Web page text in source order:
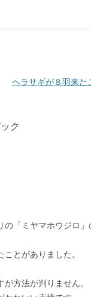
ヘラサギが８羽来た
ク
の「ミヤマホウジロ」
とがありました。
方法が判りません。